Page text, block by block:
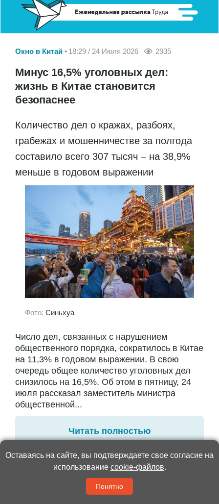
Окно в Китай 18:29 / 24 Июля 2026 2935
Минус 16,5% уголовных дел:
жизнь в Китае становится
безопаснее
Количество дел о кражах, разбоях,
грабежах и мошенничестве за полгода
составило всего 307 тысяч – на 38,9%
меньше в годовом выражении
Фото: Синьхуа
Число дел, связанных с нарушением
общественного порядка, сократилось в Китае
на 11,3% в годовом выражении. В свою
очередь общее количество уголовных дел
снизилось на 16,5%. Об этом в пятницу, 24
июля рассказал заместитель министра
общественной...
Читать полностью
15:15 / 19 Июня 2026
Оставаясь на сайте, вы подтверждаете свое согласие на
использование cookie-файлов.
Понятно